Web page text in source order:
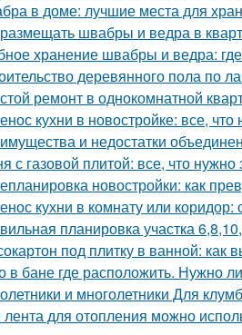
в доме: лучшие места для
швабры и ведра в
хранение швабры и ведра:
деревянного пола по
ремонт в однокомнатной
кухни в новостройке: все, что
и недостатки
с газовой плитой: все, что
новостройки: как
кухни в комнату или
планировка участка
под плитку в ванной:
в бане где расположить. Нужно
и многолетники Для
для отопления можно